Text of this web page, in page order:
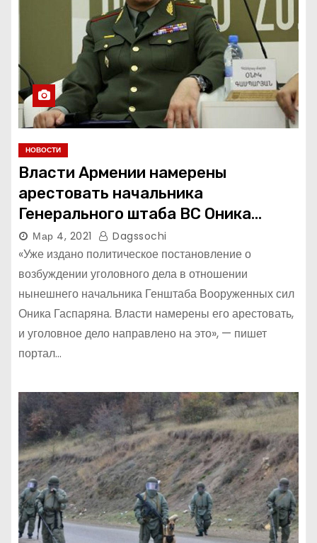
НОВОСТИ
Власти Армении намерены
арестовать начальника
Генерального штаба ВС Оника
Гаспаряна.
Мар 4, 2021 Dagssochi
«Уже издано политическое постановление о
возбуждении уголовного дела в отношении
нынешнего начальника Генштаба Вооруженных сил
Оника Гаспаряна. Власти намерены его арестовать,
и уголовное дело направлено на это», — пишет
портал…